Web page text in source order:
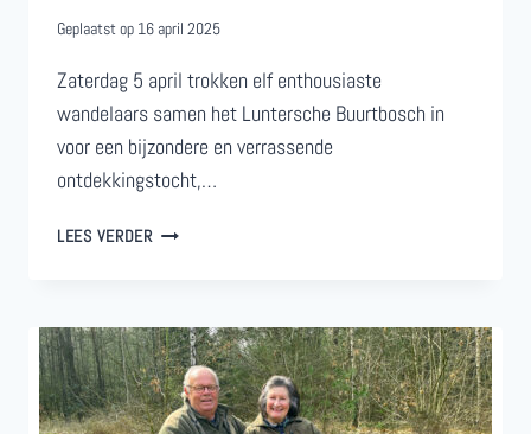
Geplaatst op 16 april 2025
Zaterdag 5 april trokken elf enthousiaste
wandelaars samen het Luntersche Buurtbosch in
voor een bijzondere en verrassende
ontdekkingstocht,…
LEES VERDERTERUGBLIK
VOGELWANDELING
MET
DE
VRIENDEN